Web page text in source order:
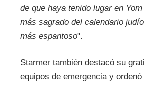
de que haya tenido lugar en
más sagrado del calendario
más espantoso".
Starmer también destacó su
equipos de emergencia y